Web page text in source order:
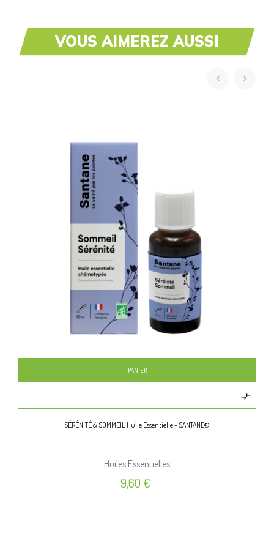
VOUS AIMEREZ AUSSI
PANIER

SÉRÉNITÉ & SOMMEIL Huile Essentielle - SANTANE®
Huiles Essentielles
Prix
9,60 €